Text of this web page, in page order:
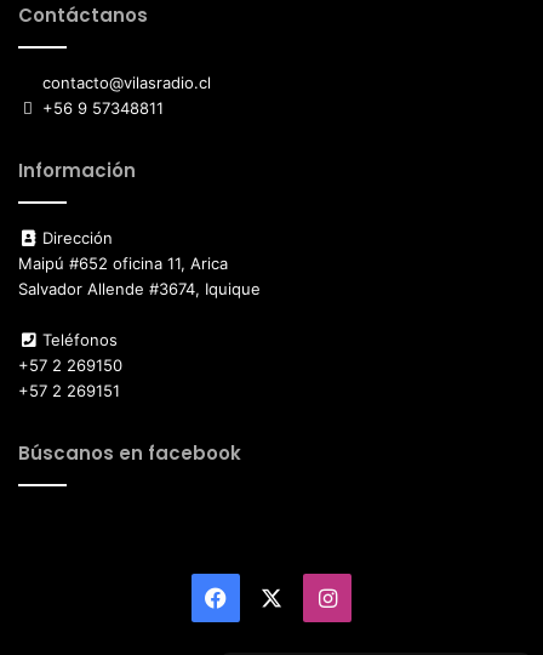
Contáctanos
contacto@vilasradio.cl
+56 9 57348811
Información
Dirección
Maipú #652 oficina 11, Arica
Salvador Allende #3674, Iquique
Teléfonos
+57 2 269150
+57 2 269151
Búscanos en facebook
Facebook Instagram